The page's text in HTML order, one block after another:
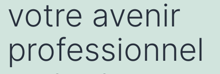
votre avenir
professionnel